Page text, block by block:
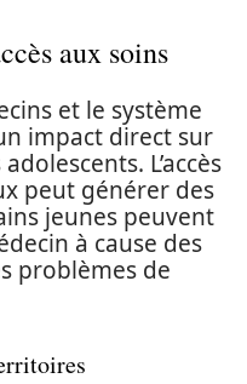
aux soins
et le système
impact direct sur
L’accès
peut générer des
jeunes peuvent
à cause des
problèmes de